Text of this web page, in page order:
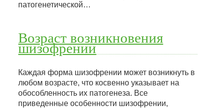
патогенетической…
Возраст возникновения
шизофрении
Каждая форма шизофрении может возникнуть в
любом возрасте, что косвенно указывает на
обособленность их патогенеза. Все
приведенные особенности шизофрении,